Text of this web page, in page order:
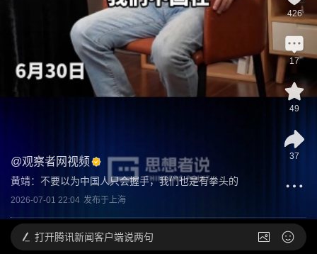
@观察者网视频
黄靖：不要以为中国人只会握手，我们也是有拳头的
2026-07-01 22:04 发布于上海
426
17
49
37
打开腾讯新闻客户端说两句